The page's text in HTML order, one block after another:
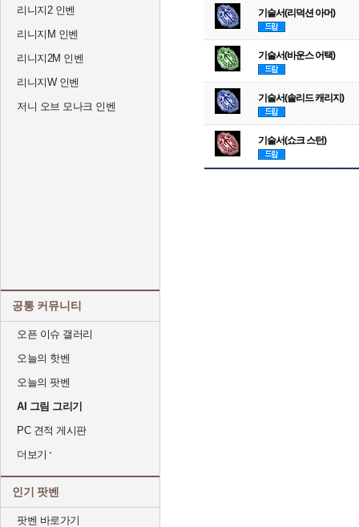
리니지2 인벤
리니지M 인벤
리니지2M 인벤
리니지W 인벤
저니 오브 모나크 인벤
공통 커뮤니티
오픈 이슈 갤러리
오늘의 핫벤
오늘의 팟벤
AI 그림 그리기
PC 견적 게시판
더보기
인기 팟벤
팟벤 바로가기
기술서(리덕션 아머)
기술서(바운스 어택)
기술서(솔리드 캐리지)
기술서(쇼크 스턴)